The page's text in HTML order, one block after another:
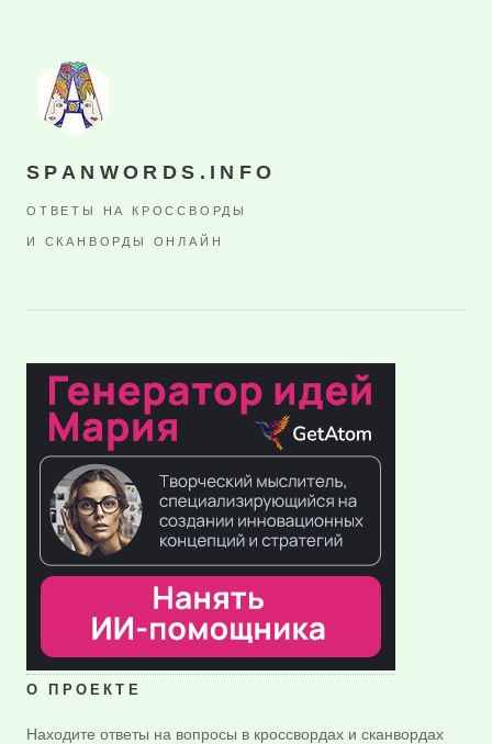
SPANWORDS.INFO
ОТВЕТЫ НА КРОССВОРДЫ
И СКАНВОРДЫ ОНЛАЙН
О ПРОЕКТЕ
Находите ответы на вопросы в кроссвордах и сканвордах